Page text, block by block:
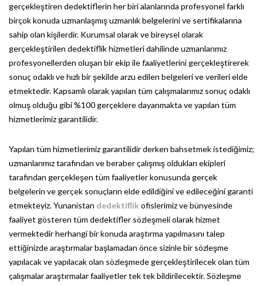
gerçekleştiren dedektiflerin her biri alanlarında profesyonel farklı
birçok konuda uzmanlaşmış uzmanlık belgelerini ve sertifikalarına
sahip olan kişilerdir. Kurumsal olarak ve bireysel olarak
gerçekleştirilen dedektiflik hizmetleri dahilinde uzmanlarımız
profesyonellerden oluşan bir ekip ile faaliyetlerini gerçekleştirerek
sonuç odaklı ve hızlı bir şekilde arzu edilen belgeleri ve verileri elde
etmektedir. Kapsamlı olarak yapılan tüm çalışmalarımız sonuç odaklı
olmuş olduğu gibi %100 gerçeklere dayanmakta ve yapılan tüm
hizmetlerimiz garantilidir.
Yapılan tüm hizmetlerimiz garantilidir derken bahsetmek istediğimiz;
uzmanlarımız tarafından ve beraber çalışmış oldukları ekipleri
tarafından gerçekleşen tüm faaliyetler konusunda gerçek
belgelerin ve gerçek sonuçların elde edildiğini ve edileceğini garanti
etmekteyiz. Yunanistan dedektiflik ofislerimiz ve bünyesinde
faaliyet gösteren tüm dedektifler sözleşmeli olarak hizmet
vermektedir herhangi bir konuda araştırma yapılmasını talep
ettiğinizde araştırmalar başlamadan önce sizinle bir sözleşme
yapılacak ve yapılacak olan sözleşmede gerçekleştirilecek olan tüm
çalışmalar araştırmalar faaliyetler tek tek bildirilecektir. Sözleşme